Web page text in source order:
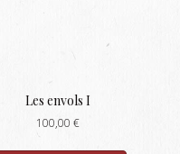
Les envols I
100,00 €